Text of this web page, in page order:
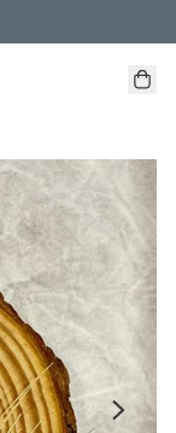
8折】
折/3件85折】
件或以上8折】
户資料填上生日日期啦 !